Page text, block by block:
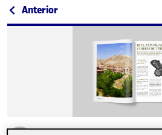
Navegación de
Anterior: PEC3. ¡Ponle cara a
Publicado por